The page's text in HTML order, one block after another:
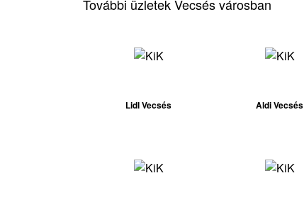
További üzletek Vecsés városban
Lidl Vecsés Aldi Vecsés